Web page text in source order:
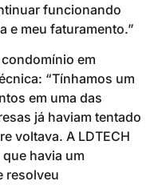
funcionando
e meu faturamento.”
em
“Tínhamos um
em uma das
já haviam tentado
voltava. A LDTECH
havia um
resolveu